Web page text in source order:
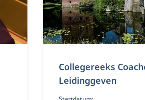
Collegereeks
Leidinggeven